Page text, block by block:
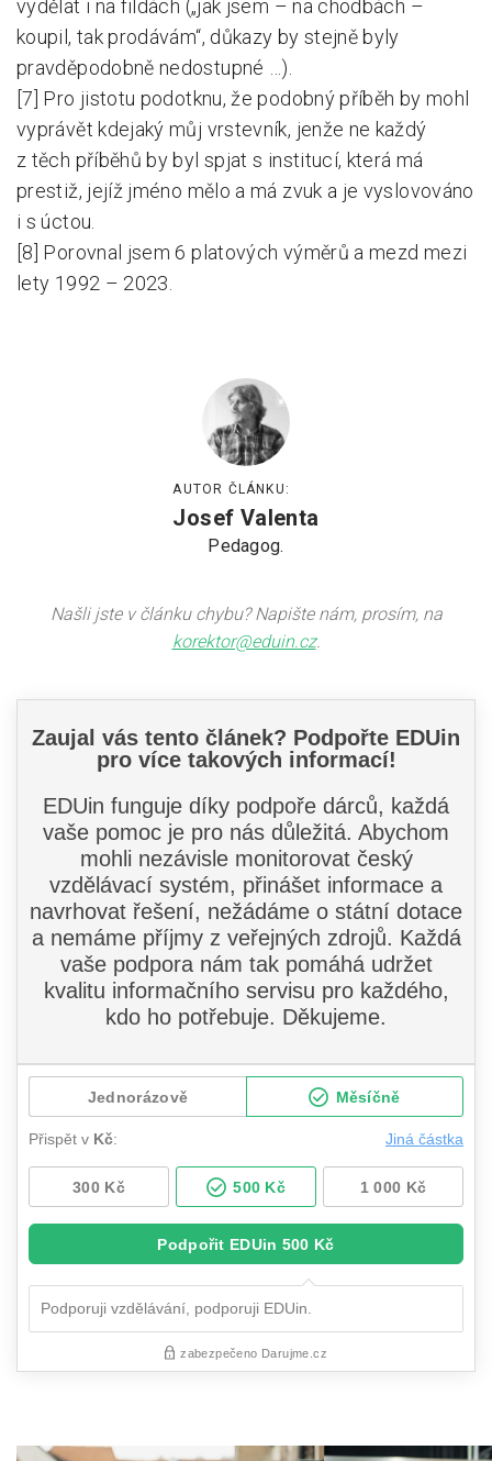
vydělat i na fildách („jak jsem – na chodbách –
koupil, tak prodávám“, důkazy by stejně byly
pravděpodobně nedostupné …).
[7] Pro jistotu podotknu, že podobný příběh by mohl
vyprávět kdejaký můj vrstevník, jenže ne každý
z těch příběhů by byl spjat s institucí, která má
prestiž, jejíž jméno mělo a má zvuk a je vyslovováno
i s úctou.
[8] Porovnal jsem 6 platových výměrů a mezd mezi
lety 1992 – 2023.
AUTOR ČLÁNKU:
Josef Valenta
Pedagog.
Našli jste v článku chybu? Napište nám, prosím, na
korektor@eduin.cz.